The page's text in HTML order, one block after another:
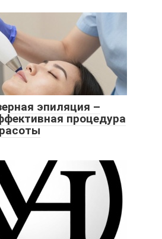
эпиляция –
процедура